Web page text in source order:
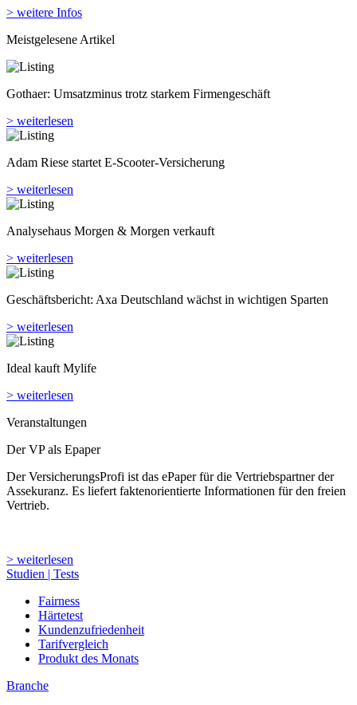
> weitere Infos
Meistgelesene Artikel
Gothaer: Umsatzminus trotz starkem Firmengeschäft
> weiterlesen
Adam Riese startet E-Scooter-Versicherung
> weiterlesen
Analyse­haus Morgen & Morgen verkauft
> weiterlesen
Geschäftsbericht: Axa Deutschland wächst in wichtigen Sparten
> weiterlesen
Ideal kauft Mylife
> weiterlesen
Veranstaltungen
Der VP als Epaper
Der VersicherungsProfi ist das ePaper für die Vertriebspartner der
Assekuranz. Es liefert faktenorientierte Informationen für den freien
Vertrieb.
> weiterlesen
Studien | Tests
Fairness
Härtetest
Kundenzufriedenheit
Tarifvergleich
Produkt des Monats
Branche